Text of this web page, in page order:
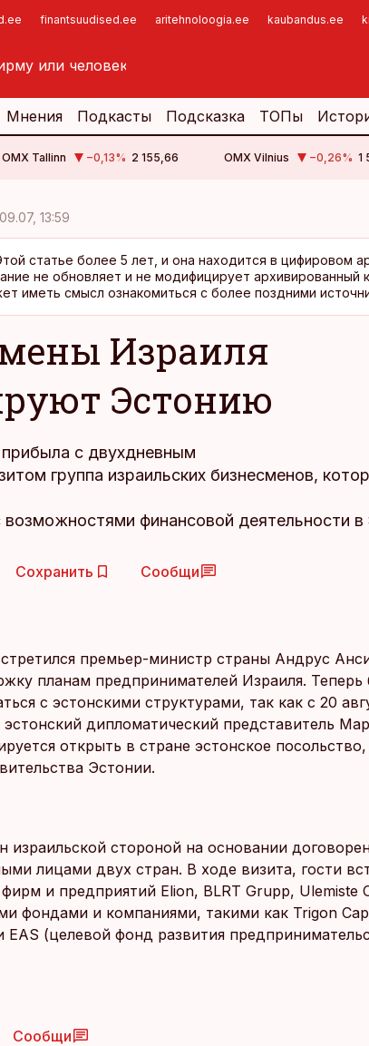
finantsuudised.ee aritehnoloogia.ee kaubandus.ee
Мнения Подкасты Подсказка ТОПы
OMX Tallinn −0,13% 2 155,66 OMX Vilnius −0,26% 1
13:59
статье более 5 лет, и она находится в цифировом
не обновляет и не модифицирует архивированный
иметь смысл ознакомиться с более поздними
Израиля
Эстонию
с двухдневным
группа израильских бизнесменов,
возможностями финансовой деятельности в
Сохранить Сообщи
премьер-министр страны Андрус
планам предпринимателей Израиля. Теперь
с эстонскими структурами, так как с 20
эстонский дипломатический представитель
открыть в стране эстонское
Эстонии.
израильской стороной на основании
лицами двух стран. В ходе визита, гости
и предприятий Elion, BLRT Grupp, Ulemiste
фондами и компаниями, такими как Trigon
EAS (целевой фонд развития
Сообщи